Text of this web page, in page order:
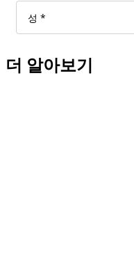
더 알아보기